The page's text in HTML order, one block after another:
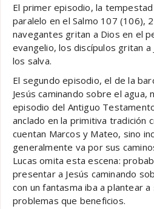
El primer episodio, la
paralelo en el Salmo 107 (106),
navegantes gritan a Dios en el
evangelio, los discípulos gritan
los salva.
El segundo episodio, el de la
Jesús caminando sobre el agua,
episodio del Antiguo
anclado en la primitiva tradición
cuentan Marcos y Mateo, sino
generalmente va por sus
Lucas omita esta escena:
presentar a Jesús caminando
con un fantasma iba a plantear
problemas que beneficios.